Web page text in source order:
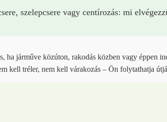
szelepcsere vagy centírozás: mi
ha járműve közúton, rakodás közben vagy éppen
kell tréler, nem kell várakozás – Ön folytathatja